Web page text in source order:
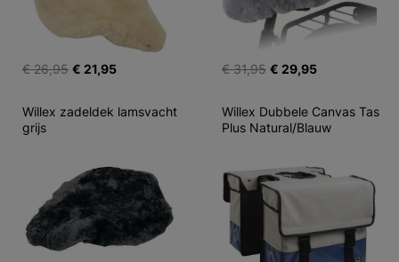
€ 26,95 € 21,95 € 31,95 € 29,95
Willex zadeldek lamsvacht
grijs
Willex Dubbele Canvas Tas
Plus Natural/Blauw